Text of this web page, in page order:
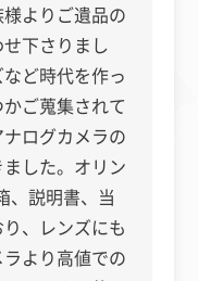
よりご遺品の
下さりまし
ど時代を作っ
ご蒐集されて
ログカメラの
した。オリン
、説明書、当
、レンズにも
より高値での